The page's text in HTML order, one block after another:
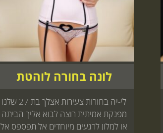
לונה בחורה לוהטת
לי-יה בחורות צעירות אצלך בת 27 שלנו
מפנקת אמיתית רוצה לבוא אליך הביתה
או למלון לרגעים מיוחדים אל תפספס אל